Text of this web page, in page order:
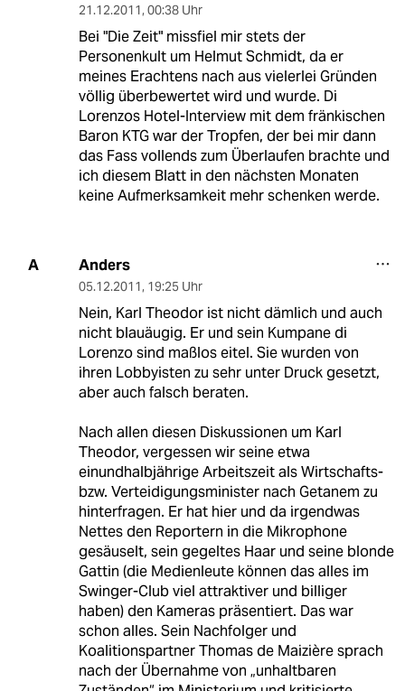
21.12.2011, 00:38 Uhr
Bei "Die Zeit" missfiel mir stets der
Personenkult um Helmut Schmidt, da er
meines Erachtens nach aus vielerlei Gründen
völlig überbewertet wird und wurde. Di
Lorenzos Hotel-Interview mit dem fränkischen
Baron KTG war der Tropfen, der bei mir dann
das Fass vollends zum Überlaufen brachte und
ich diesem Blatt in den nächsten Monaten
keine Aufmerksamkeit mehr schenken werde.
A Anders
05.12.2011, 19:25 Uhr
Nein, Karl Theodor ist nicht dämlich und auch
nicht blauäugig. Er und sein Kumpane di
Lorenzo sind maßlos eitel. Sie wurden von
ihren Lobbyisten zu sehr unter Druck gesetzt,
aber auch falsch beraten.
Nach allen diesen Diskussionen um Karl
Theodor, vergessen wir seine etwa
einundhalbjährige Arbeitszeit als Wirtschafts-
bzw. Verteidigungsminister nach Getanem zu
hinterfragen. Er hat hier und da irgendwas
Nettes den Reportern in die Mikrophone
gesäuselt, sein gegeltes Haar und seine blonde
Gattin (die Medienleute können das alles im
Swinger-Club viel attraktiver und billiger
haben) den Kameras präsentiert. Das war
schon alles. Sein Nachfolger und
Koalitionspartner Thomas de Maizière sprach
nach der Übernahme von „unhaltbaren